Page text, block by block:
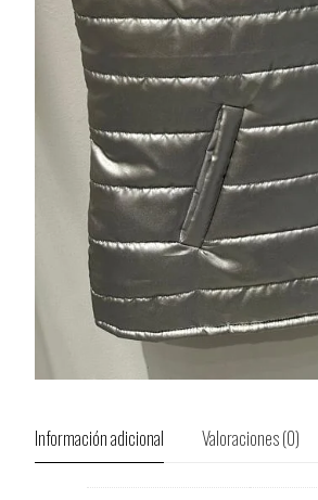
Información adicional Valoraciones (0)